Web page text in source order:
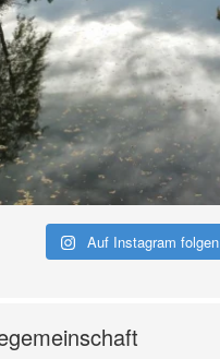
Auf Instagram folgen